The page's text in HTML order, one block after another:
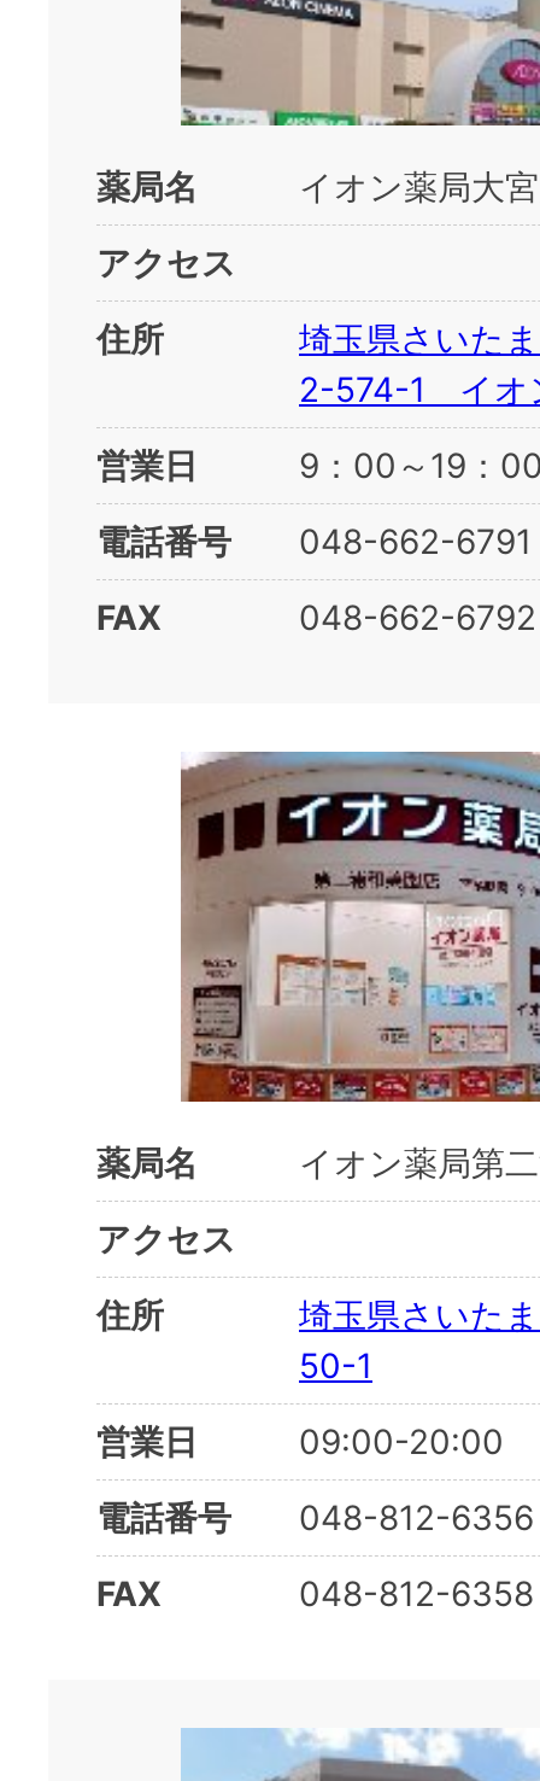
薬局名
イオン薬局大
アクセス
住所
埼玉県さいた
2-574-1 イオ
営業日
9：00～19
電話番号
048-662-6791
FAX
048-662-6792
薬局名
イオン薬局第
アクセス
住所
埼玉県さいた
50-1
営業日
09:00-20:00
電話番号
048-812-6356
FAX
048-812-6358